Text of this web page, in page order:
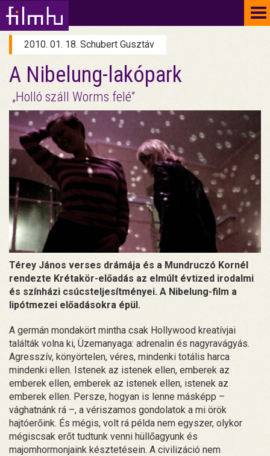
2010. 01. 18. Schubert Gusztáv
A Nibelung-lakópark
„Holló száll Worms felé”
Térey János verses drámája és a Mundruczó Kornél
rendezte Krétakör-előadás az elmúlt évtized irodalmi
és színházi csúcsteljesítményei. A Nibelung-film a
lipótmezei előadásokra épül.
A germán mondakört mintha csak Hollywood kreatívjai
találták volna ki, Üzemanyaga: adrenalin és nagyravágyás.
Agresszív, könyörtelen, véres, mindenki totális harca
mindenki ellen. Istenek az istenek ellen, emberek az
emberek ellen, emberek az istenek ellen, istenek az
emberek ellen. Persze, hogyan is lenne másképp –
vághatnánk rá –, a vériszamos gondolatok a mi örök
hajtóerőink. És mégis, volt rá példa nem egyszer, olykor
mégiscsak erőt tudtunk venni hüllőagyunk és
majomhormonjaink késztetésein. A civilizáció nem